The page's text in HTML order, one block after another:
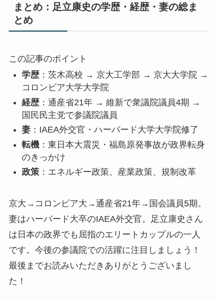
まとめ：足立康史の学歴・経歴・妻の総ま
とめ
この記事のポイント
学歴：茨木高校 → 京大工学部 → 京大大学院 →
コロンビア大学大学院
経歴：通産省21年 → 維新で衆議院議員4期 →
国民民主党で参議院議員
妻：IAEA外交官・ハーバード大学大学院修了
転機：東日本大震災・福島原発事故が政界転身
のきっかけ
政策：エネルギー政策、産業政策、規制改革
京大→コロンビア大→通産省21年→国会議員5期。
妻はハーバード大卒のIAEA外交官。足立康史さん
は日本の政界でも屈指のエリートカップルの一人
です。今後の参議院での活躍に注目しましょう！
最後までお読みいただきありがとうございまし
た！